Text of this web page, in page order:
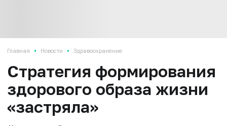
Главная • Новости • Здравоохранение
Стратегия формирования
здорового образа жизни
«застряла»